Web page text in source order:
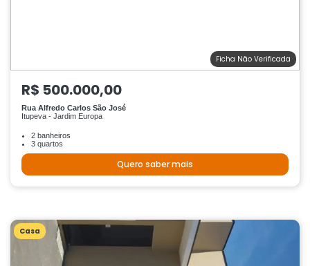
Ficha Não Verificada
R$ 500.000,00
Rua Alfredo Carlos São José
Itupeva - Jardim Europa
2 banheiros
3 quartos
Quero saber mais
Casa